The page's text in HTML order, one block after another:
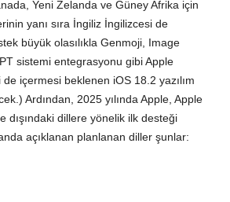
Yeni Zelanda ve Güney Afrika için
yanı sıra İngiliz İngilizcesi de
büyük olasılıkla Genmoji, Image
sistemi entegrasyonu gibi Apple
içermesi beklenen iOS 18.2 yazılım
Ardından, 2025 yılında Apple, Apple
dışındaki dillere yönelik ilk desteği
açıklanan planlanan diller şunlar: